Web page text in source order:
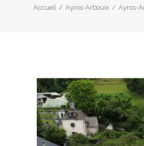
LE BUREAU
Accueil Ayros-Arbouix Ayros-